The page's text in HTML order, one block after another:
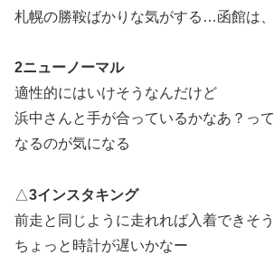
札幌の勝鞍ばかりな気がする…函館は
2ニューノーマル
適性的にはいけそうなんだけど
浜中さんと手が合っているかなあ？っ
なるのが気になる
△3インスタキング
前走と同じように走れれば入着できそう
ちょっと時計が遅いかなー